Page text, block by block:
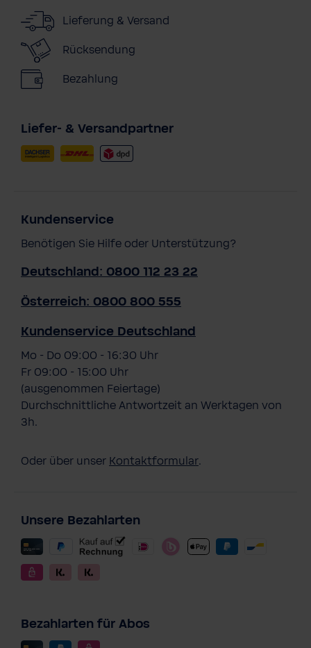
Lieferung & Versand
Rücksendung
Bezahlung
Liefer- & Versandpartner
Kundenservice
Benötigen Sie Hilfe oder Unterstützung?
Deutschland: 0800 112 23 22
Österreich: 0800 800 555
Kundenservice Deutschland
Mo - Do 09:00 - 16:30 Uhr
Fr 09:00 - 15:00 Uhr
(ausgenommen Feiertage)
Durchschnittliche Antwortzeit an Werktagen von
3h.
Oder über unser Kontaktformular.
Unsere Bezahlarten
Bezahlarten für Abos